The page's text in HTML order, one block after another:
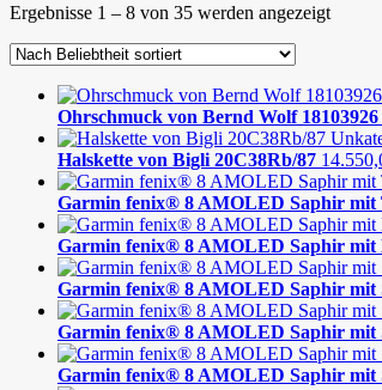
Ergebnisse 1 – 8 von 35 werden angezeigt
Ohrschmuck von Bernd Wolf 18103926
Halskette von Bigli 20C38Rb/87
Garmin fenix® 8 AMOLED Saphir mit
Garmin fenix® 8 AMOLED Saphir mit
Garmin fenix® 8 AMOLED Saphir mit
Garmin fenix® 8 AMOLED Saphir mit
Garmin fenix® 8 AMOLED Saphir mit